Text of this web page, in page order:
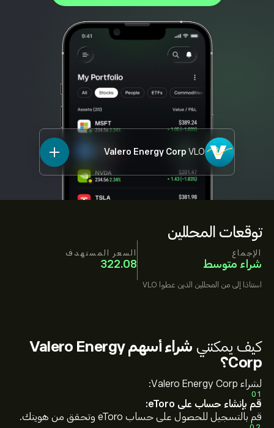
توقعات المحللين
الإجماع
شراء متوسط
السعر المستهدف
322.08
استنادًا إلى من المحللين الذين غطوا VLO
Valero Energy Corp VLO
كيف يمكنني
شراء أسهم Valero Energy
Corp؟
لشراء Valero Energy Corp:
01
قم بإنشاء حساب على eToro:
قم بالتسجيل للحصول على حساب eToro وتحقق من هويتك.